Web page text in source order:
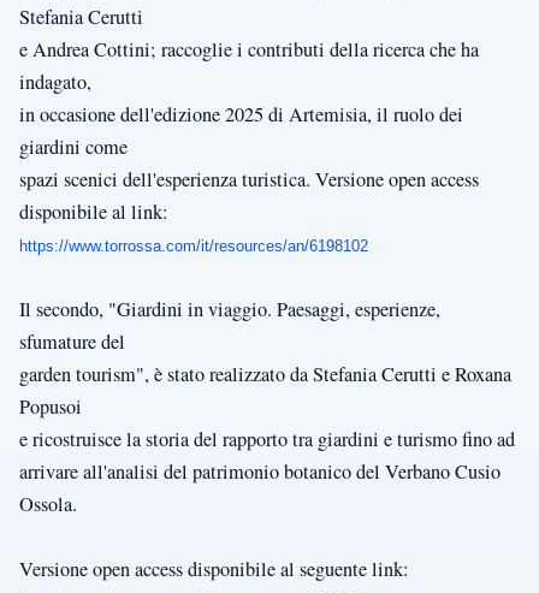
Stefania Cerutti
e Andrea Cottini; raccoglie i contributi della ricerca che ha
indagato,
in occasione dell'edizione 2025 di Artemisia, il ruolo dei
giardini come
spazi scenici dell'esperienza turistica. Versione open access
disponibile al link:
https://www.torrossa.com/it/resources/an/6198102
Il secondo, "Giardini in viaggio. Paesaggi, esperienze,
sfumature del
garden tourism", è stato realizzato da Stefania Cerutti e Roxana
Popusoi
e ricostruisce la storia del rapporto tra giardini e turismo fino ad
arrivare all'analisi del patrimonio botanico del Verbano Cusio
Ossola.
Versione open access disponibile al seguente link: